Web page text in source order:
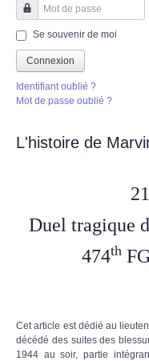
Mot de passe
Se souvenir de moi
Connexion
Identifiant oublié ?
Mot de passe oublié ?
L'histoire de
Duel tragique
474th
Cet article est dédié au
décédé des suites des
1944 au soir, partie